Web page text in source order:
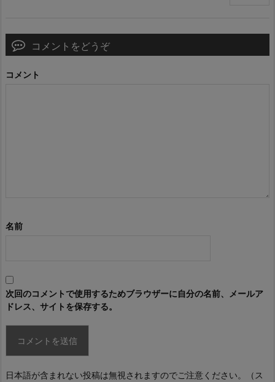
コメントをどうぞ
コメント
名前
次回のコメントで使用するためブラウザーに自分の名前、メールア
ドレス、サイトを保存する。
日本語が含まれない投稿は無視されますのでご注意ください。（ス